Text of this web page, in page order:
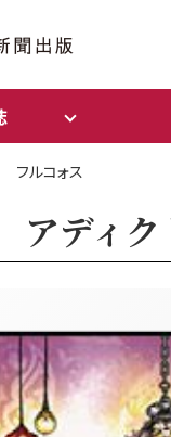
フルコォス
アディ